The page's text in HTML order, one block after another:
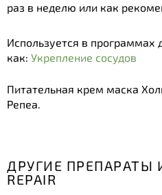
раз в неделю или как
Используется в программах
как: Укрепление сосудов
Питательная крем маска
Репеа.
ДРУГИЕ ПРЕПАРАТЫ
REPAIR